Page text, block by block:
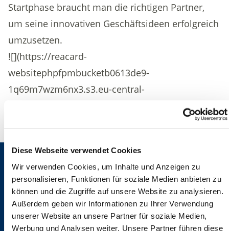
Diese Webseite verwendet Cookies
Wir verwenden Cookies, um Inhalte und Anzeigen zu
personalisieren, Funktionen für soziale Medien anbieten zu
können und die Zugriffe auf unsere Website zu analysieren.
Außerdem geben wir Informationen zu Ihrer Verwendung
unserer Website an unsere Partner für soziale Medien,
Werbung und Analysen weiter. Unsere Partner führen diese
Startphase braucht man die richtigen Partner,
um seine innovativen Geschäftsideen erfolgreich
umzusetzen.
![](https://reacard-
websitephpfpmbucketb0613de9-
1q69m7wzm6nx3.s3.eu-central-
1.amazonaws.com/assets/Bilder/News Alt/img-
131-0-aktuell_2013-11_jungunternehmertag.jpg)
Ihr Kontakt